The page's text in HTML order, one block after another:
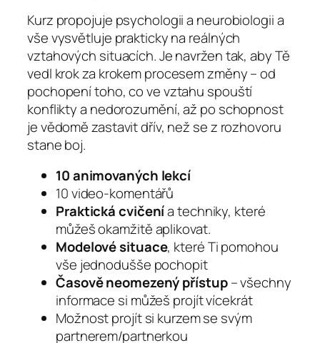
Kurz propojuje psychologii a neurobiologii a
vše vysvětluje prakticky na reálných
vztahových situacích. Je navržen tak, aby Tě
vedl krok za krokem procesem změny – od
pochopení toho, co ve vztahu spouští
konflikty a nedorozumění, až po schopnost
je vědomě zastavit dřív, než se z rozhovoru
stane boj.
10 animovaných lekcí
10 video-komentářů
Praktická cvičenía techniky, které
můžeš okamžitě aplikovat.
Modelové situace, které Ti pomohou
vše jednodušše pochopit
Časově neomezený přístup– všechny
informace si můžeš projít vícekrát
Možnost projít si kurzem se svým
partnerem/partnerkou